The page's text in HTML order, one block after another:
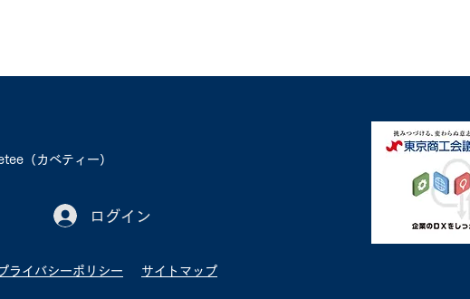
（カベティー）
ログイン
ライバシーポリシー サイトマップ